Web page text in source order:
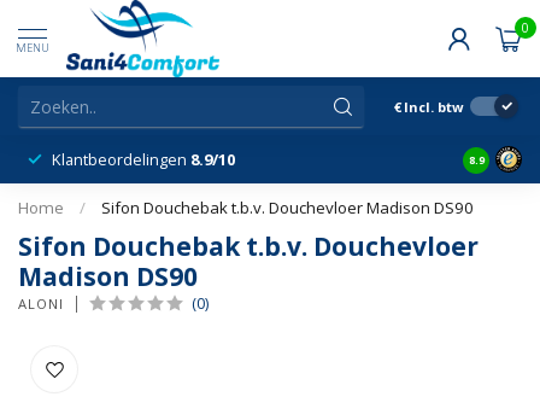
MENU
0
€ Incl. btw
Klantbeordelingen 8.9/10 8.9
Home / Sifon Douchebak t.b.v. Douchevloer Madison DS90
Sifon Douchebak t.b.v. Douchevloer
Madison DS90
ALONI (0)